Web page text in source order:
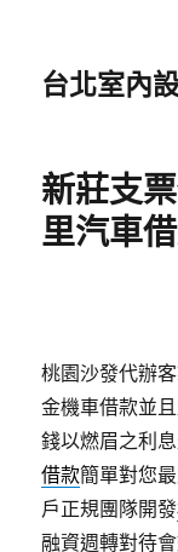
台北室內
新莊支
里汽車
桃園沙發代辦
金機車借款並
錢以燃眉之利
借款簡單對您
戶正規團隊開發
融資週轉對待